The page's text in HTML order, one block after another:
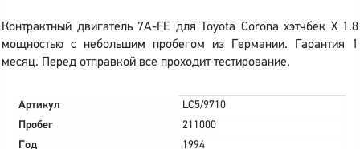
Контрактный двигатель 7A-FE для Toyota Corona хэтчбек X 1.8
мощностью с небольшим пробегом из Германии. Гарантия 1
месяц. Перед отправкой все проходит тестирование.
Артикул
LC5/9710
Пробег
211000
Год
1994